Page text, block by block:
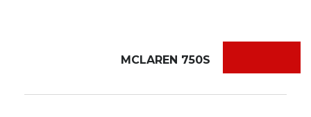
MCLAREN 750S